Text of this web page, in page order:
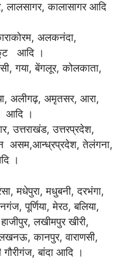
लालसागर, कालासागर आदि
अलकनंदा,
आदि ।
गया, बेंगलूर, कोलकाता,
अलीगढ़, अमृतसर, आरा,
आदि ।
उत्तराखंड, उत्तरप्रदेश,
असम,आन्ध्रप्रदेश, तेलंगना,
।
मधेपुरा, मधुबनी, दरभंगा,
पूर्णिया, मेरठ, बलिया,
लखीमपुर खीरी,
लखनऊ, कानपुर, वाराणसी,
गौरीगंज, बांदा आदि ।